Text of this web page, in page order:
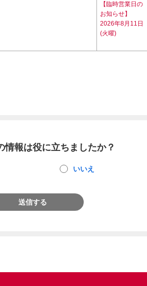
【臨時営業日の
お知らせ】
2026年8月11日
(火曜)
情報は役に立ちましたか？
いいえ
送信する